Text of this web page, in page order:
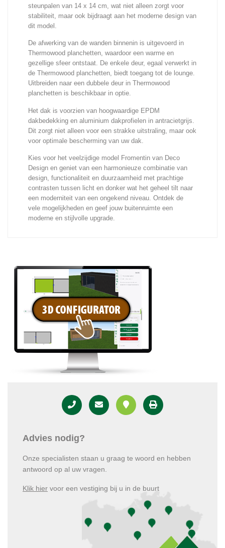
steunpalen van 14 x 14 cm, wat niet alleen zorgt voor
stabiliteit, maar ook bijdraagt aan het moderne design van
dit model.
De afwerking van de wanden binnenin is uitgevoerd in
Thermowood planchetten, waardoor een warme en
gezellige sfeer ontstaat. De enkele deur, egaal verwerkt in
de Thermowood planchetten, biedt toegang tot de lounge.
Uitbreiden naar een dubbele deur in Thermowood
planchetten is beschikbaar in optie.
Het dak is voorzien van hoogwaardige EPDM
dakbedekking en aluminium dakprofielen in antracietgrijs.
Dit zorgt niet alleen voor een strakke uitstraling, maar ook
voor optimale bescherming van uw dak.
Kies voor het veelzijdige model Fromentin van Deco
Design en geniet van een harmonieuze combinatie van
design, functionaliteit en duurzaamheid met prachtige
contrasten tussen licht en donker wat het geheel tilt naar
een moderniteit van een ongekend niveau. Ontdek de
vele mogelijkheden en geef jouw buitenruimte een
moderne en stijlvolle upgrade.
Advies nodig?
Onze specialisten staan u graag te woord en hebben
antwoord op al uw vragen.
Klik hier voor een vestiging bij u in de buurt